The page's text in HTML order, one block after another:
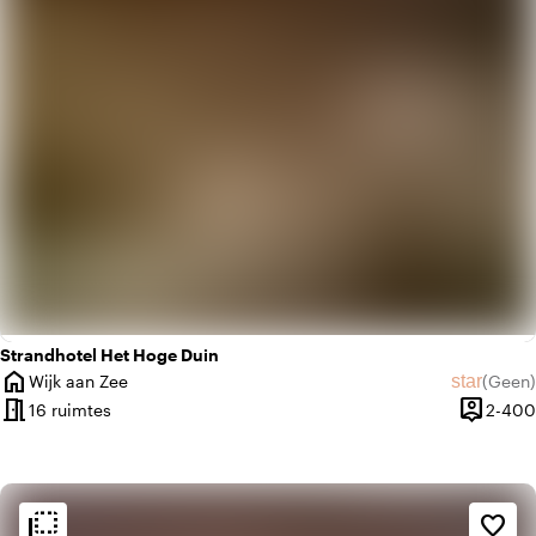
Strandhotel Het Hoge Duin
home
Plaats
Wijk aan Zee star(Geen)
Geen
meeting_room16 ruimtes person_pin2-400
flip_to_back favorite_border
Sfeer en esthetiek